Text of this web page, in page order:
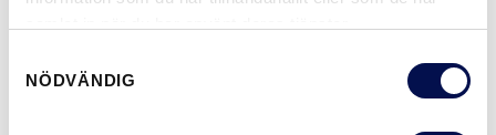
NÖDVÄNDIG
LADDA NER BROSCHYR KONTAKTA OSS